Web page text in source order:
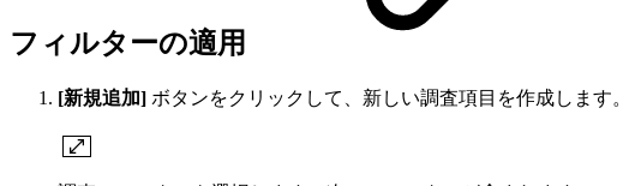
フィルターの適用
[新規追加] ボタンをクリックして、新しい調査項目を作成します。